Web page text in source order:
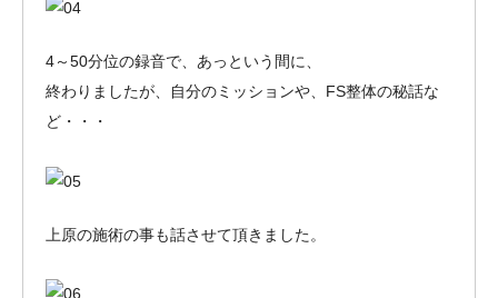
4～50分位の録音で、あっという間に、
終わりましたが、自分のミッションや、FS整体の秘話な
ど・・・
上原の施術の事も話させて頂きました。